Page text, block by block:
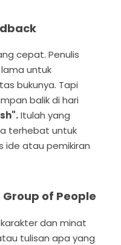
cepat. Penulis
untuk
bukunya. Tapi
balik di hari
Itulah yang
terhebat untuk
atau pemikiran
of People
dan minat
tulisan apa yang